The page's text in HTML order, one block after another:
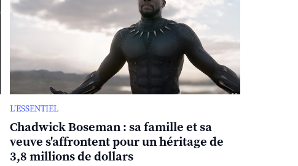
L’ESSENTIEL
Chadwick Boseman : sa famille et sa
veuve s'affrontent pour un héritage de
3,8 millions de dollars